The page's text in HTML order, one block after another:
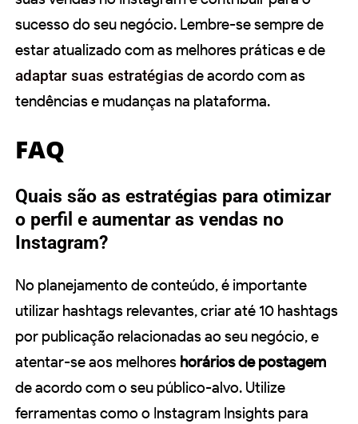
sucesso do seu negócio. Lembre-se sempre de
estar atualizado com as melhores práticas e de
adaptar suas estratégias de acordo com as
tendências e mudanças na plataforma.
FAQ
Quais são as estratégias para otimizar
o perfil e aumentar as vendas no
Instagram?
No planejamento de conteúdo, é importante
utilizar hashtags relevantes, criar até 10 hashtags
por publicação relacionadas ao seu negócio, e
atentar-se aos melhores horários de postagem
de acordo com o seu público-alvo. Utilize
ferramentas como o Instagram Insights para